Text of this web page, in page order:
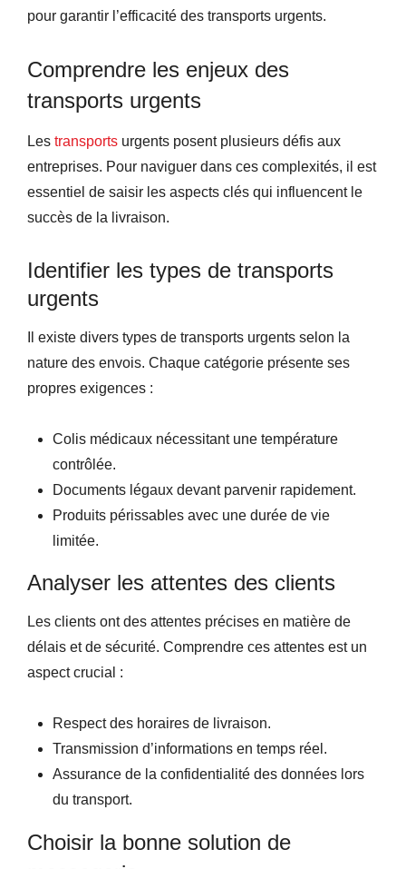
pour garantir l’efficacité des transports urgents.
Comprendre les enjeux des
transports urgents
Les transports urgents posent plusieurs défis aux
entreprises. Pour naviguer dans ces complexités, il est
essentiel de saisir les aspects clés qui influencent le
succès de la livraison.
Identifier les types de transports
urgents
Il existe divers types de transports urgents selon la
nature des envois. Chaque catégorie présente ses
propres exigences :
Colis médicaux nécessitant une température
contrôlée.
Documents légaux devant parvenir rapidement.
Produits périssables avec une durée de vie
limitée.
Analyser les attentes des clients
Les clients ont des attentes précises en matière de
délais et de sécurité. Comprendre ces attentes est un
aspect crucial :
Respect des horaires de livraison.
Transmission d’informations en temps réel.
Assurance de la confidentialité des données lors
du transport.
Choisir la bonne solution de